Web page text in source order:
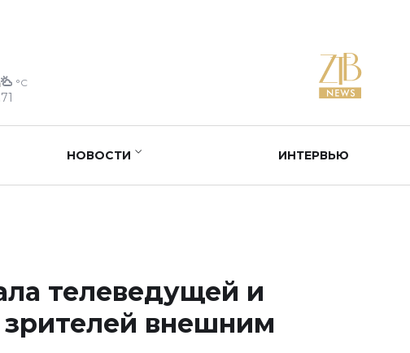
°C
НОВОСТИ ИНТЕРВЬЮ
телеведущей и
зрителей внешним